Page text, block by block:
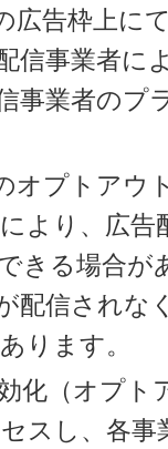
広告枠上に
信事業者に
事業者のプ
オプトアウ
より、広
きる場合が
配信されな
ります。
化（オプト
スし、各